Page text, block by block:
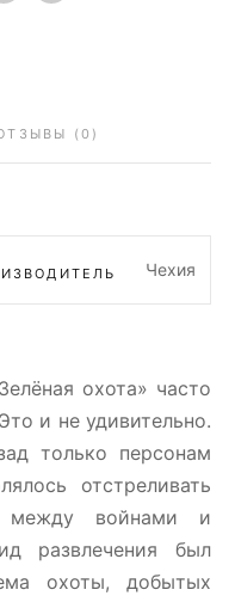
(0)
Чехия
охота» часто
и не удивительно.
только персонам
отстреливать
войнами и
развлечения был
охоты, добытых